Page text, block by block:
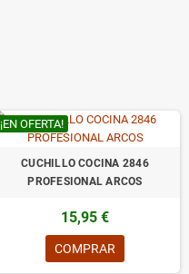
¡EN OFERTA!
CUCHILLO COCINA 2846
PROFESIONAL ARCOS
15,95 €
COMPRAR